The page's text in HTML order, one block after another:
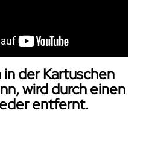
der Kartuschen
wird durch einen
entfernt.